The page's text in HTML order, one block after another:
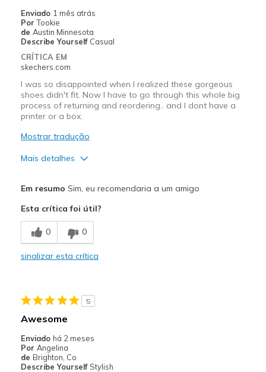
Casual Wear
Sizing
Feels half size too small
View On Shoes
I'm Really Into Shoes
Enviado 1 mês atrás
Por Tookie
de Austin Minnesota
Describe Yourself Casual
CRÍTICA EM
skechers.com
I was so disappointed when I realized these gorgeous
shoes didn't fit. Now I have to go through this whole big
process of returning and reordering.. and I dont have a
printer or a box.
Mostrar tradução
Mais detalhes
Breathe Well
Comfortable
Far bigger than my normal Skechers size
Melhores utilizações
Casual Wear
Em resumo Sim, eu recomendaria a um amigo
Esta crítica foi útil?
0 0
sinalizar esta crítica
5
Awesome
Enviado há 2 meses
Por Angelina
de Brighton, Co
Describe Yourself Stylish